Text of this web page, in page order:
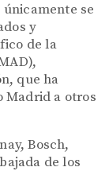
únicamente se
y
de la
que ha
Madrid a otros
Bosch,
de los